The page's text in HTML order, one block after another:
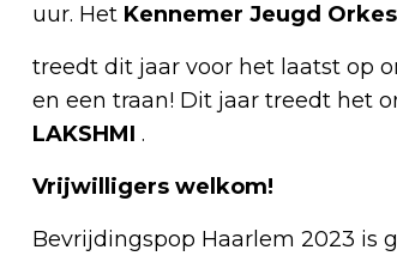
uur. Het Kennemer Jeugd
treedt dit jaar voor het laatst op
en een traan! Dit jaar treedt het
LAKSHMI .
Vrijwilligers welkom!
Bevrijdingspop Haarlem 2023 is